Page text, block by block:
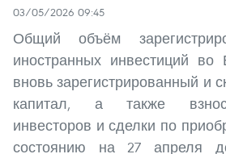
03/05/2026 09:45
Общий объём
иностранных инвестиций во
вновь зарегистрированный и
капитал, а также
инвесторов и сделки по
состоянию на 27 апреля